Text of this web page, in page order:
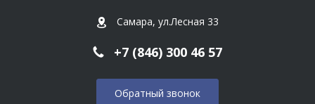
Самара, ул.Лесная 33
+7 (846) 300 46 57
Обратный звонок